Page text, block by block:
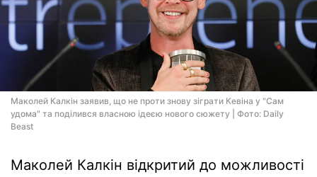
Маколей Калкін заявив, що не проти знову зіграти Кевіна у "Сам
удома" та поділився власною ідеєю нового сюжету | Фото: Daily
Beast
Маколей Калкін відкритий до можливості